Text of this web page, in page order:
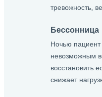
тревожность,
Бессонница
Ночью пациент
невозможным
восстановить
снижает